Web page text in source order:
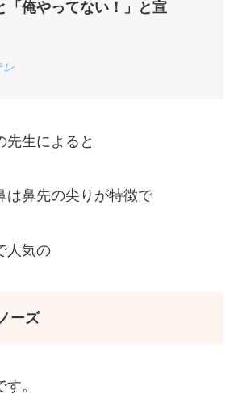
「俺やってない！」と宣
レ
先生によると
は鼻先の尖りが特徴で
人気の
ーズ
。